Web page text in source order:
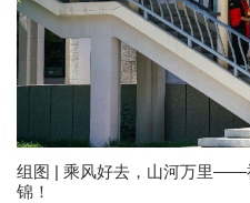
组图 | 乘风好去，山河万里——
锦！